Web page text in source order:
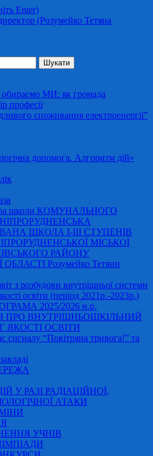
Enter)
(Розумейко Тетяна
МИ: як громада
професії
споживання електроенергії”
допомога. Алгоритм дій»
школи КОМУНАЛЬНОГО
ШКОЛА І-ІІІ СТУПЕНІВ
МІСЬКОЇ
РАЙОНУ
Розумейко Тетяни
з розбудови внутрішньої системи
освіти (період 2021р.-2023р.)
2025/2026 н.р.
ПРО ВНУТРІШНЬОШКІЛЬНИЙ
ЯКОСТІ ОСВІТИ
сигналу “Повітряна тривога!” та
У РАЗІ РАДІАЦІЙНОЇ,
АТАКИ
УЧНІВ